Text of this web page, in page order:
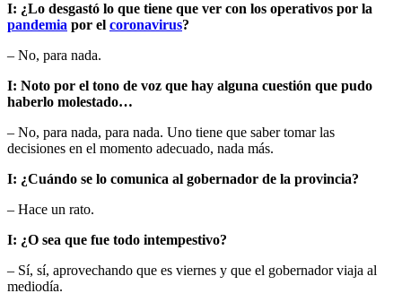
I: ¿Lo desgastó lo que tiene que ver con los operativos por la
pandemia por el coronavirus?
– No, para nada.
I: Noto por el tono de voz que hay alguna cuestión que pudo
haberlo molestado…
– No, para nada, para nada. Uno tiene que saber tomar las
decisiones en el momento adecuado, nada más.
I: ¿Cuándo se lo comunica al gobernador de la provincia?
– Hace un rato.
I: ¿O sea que fue todo intempestivo?
– Sí, sí, aprovechando que es viernes y que el gobernador viaja al
mediodía.